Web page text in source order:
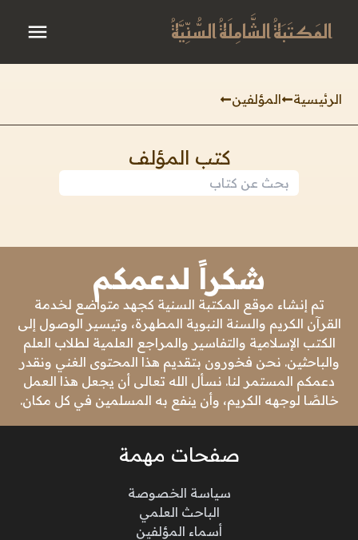
المَكتَبَةُ الشَّامِلَةُ السُّنِّيَّةُ
الرئيسية المؤلفين
كتب المؤلف
شكراً لدعمكم
تم إنشاء موقع المكتبة السنية كجهد متواضع لخدمة
القرآن الكريم والسنة النبوية المطهرة، وتيسير الوصول إلى
الكتب الإسلامية والتفاسير والمراجع العلمية لطلاب العلم
والباحثين. نحن فخورون بتقديم هذا المحتوى الغني ونقدر
دعمكم المستمر لنا. نسأل الله تعالى أن يجعل هذا العمل
خالصًا لوجهه الكريم، وأن ينفع به المسلمين في كل مكان.
صفحات مهمة
سياسة الخصوصة
الباحث العلمي
أسماء المؤلفين